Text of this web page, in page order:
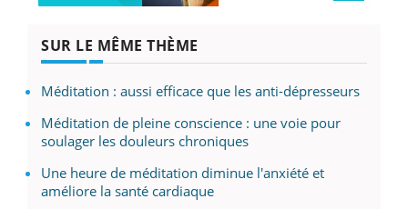
SUR LE MÊME THÈME
Méditation : aussi efficace que les anti-dépresseurs
Méditation de pleine conscience : une voie pour
soulager les douleurs chroniques
Une heure de méditation diminue l'anxiété et
améliore la santé cardiaque